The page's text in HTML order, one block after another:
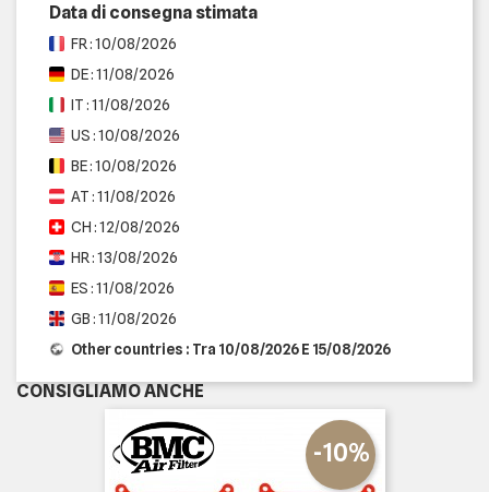
Data di consegna stimata
FR : 10/08/2026
DE : 11/08/2026
IT : 11/08/2026
US : 10/08/2026
BE : 10/08/2026
AT : 11/08/2026
CH : 12/08/2026
HR : 13/08/2026
ES : 11/08/2026
GB : 11/08/2026
Other countries : Tra 10/08/2026 E 15/08/2026
CONSIGLIAMO ANCHE
-10%